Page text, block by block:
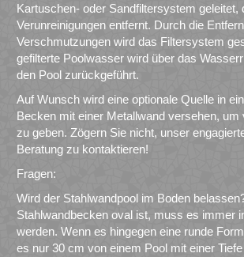
Kartuschen- oder Sandfiltersystem geleitet,
Verunreinigungen entfernt. Durch die
Verschmutzungen wird das Filtersystem
gefilterte Poolwasser wird über das
den Pool zurückgeführt.
Auf Wunsch wird eine optionale Quelle in
Becken mit einer Metallwand versehen, um
zu geben. Zögern Sie nicht, unser
Beratung zu kontaktieren!
Fragen:
Wird der Stahlwandpool im Boden
Stahlwandbecken oval ist, muss es immer
werden. Wenn es hingegen eine runde
es nur 30 cm von einem Pool mit einer